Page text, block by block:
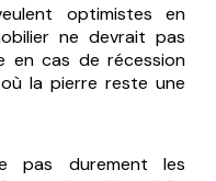
optimistes en
ne devrait pas
en cas de récession
la pierre reste une
pas durement les